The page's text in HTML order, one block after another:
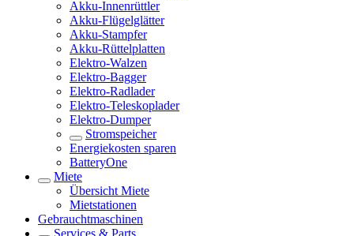
Akku-Innenrüttler
Akku-Flügelglätter
Akku-Stampfer
Akku-Rüttelplatten
Elektro-Walzen
Elektro-Bagger
Elektro-Radlader
Elektro-Teleskoplader
Elektro-Dumper
Stromspeicher
Energiekosten sparen
BatteryOne
Miete
Übersicht Miete
Mietstationen
Gebrauchtmaschinen
Services & Parts